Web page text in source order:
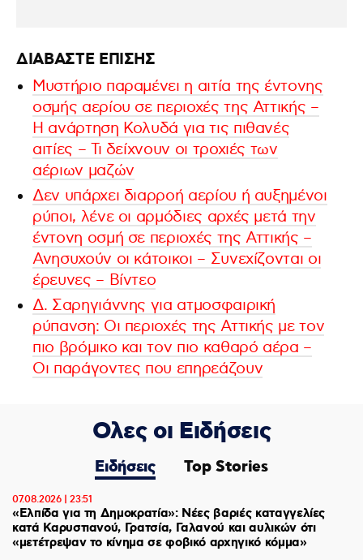
ΔΙΑΒΑΣΤΕ ΕΠΙΣΗΣ
Μυστήριο παραμένει η αιτία της έντονης
οσμής αερίου σε περιοχές της Αττικής –
Η ανάρτηση Κολυδά για τις πιθανές
αιτίες – Τι δείχνουν οι τροχιές των
αέριων μαζών
Δεν υπάρχει διαρροή αερίου ή αυξημένοι
ρύποι, λένε οι αρμόδιες αρχές μετά την
έντονη οσμή σε περιοχές της Αττικής –
Ανησυχούν οι κάτοικοι – Συνεχίζονται οι
έρευνες – Βίντεο
Δ. Σαρηγιάννης για ατμοσφαιρική
ρύπανση: Οι περιοχές της Αττικής με τον
πιο βρόμικο και τον πιο καθαρό αέρα –
Οι παράγοντες που επηρεάζουν
Ολες οι Ειδήσεις
Ειδήσεις Top Stories
07.08.2026 | 23:51
«Ελπίδα για τη Δημοκρατία»: Νέες βαριές καταγγελίες
κατά Καρυστιανού, Γρατσία, Γαλανού και αυλικών ότι
«μετέτρεψαν το κίνημα σε φοβικό αρχηγικό κόμμα»